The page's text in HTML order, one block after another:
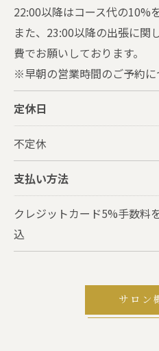
22:00以降はコース代の10%
また、23:00以降の出張に関
費でお願いしております。
※早朝の営業時間のご予約に
定休日
不定休
支払い方法
クレジットカード5%手数料
込
サロン